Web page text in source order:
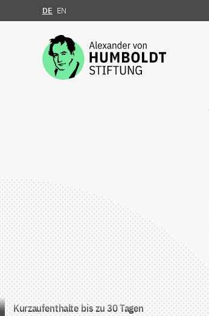
Zum Inhalt springen
DE EN
Zum Inhalt springen
Kurzaufenthalte bis zu 30 Tagen